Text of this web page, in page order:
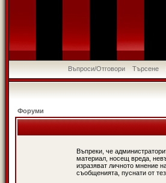
Въпроси/Отговори Търсене
Форуми
Въпреки, че
материал, носещ вреда,
изразяват личното мнение
съобщенията, пуснати от